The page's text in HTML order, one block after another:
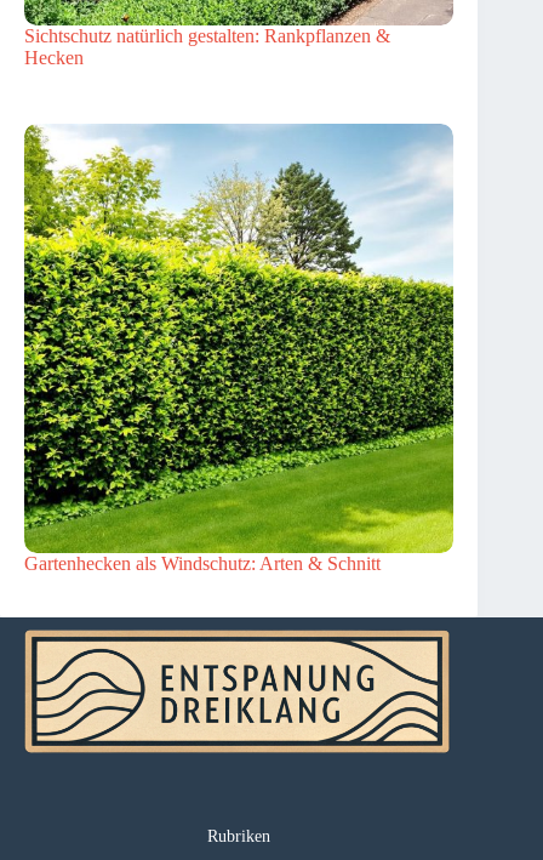
Sichtschutz natürlich gestalten: Rankpflanzen &
Hecken
Gartenhecken als Windschutz: Arten & Schnitt
Rubriken